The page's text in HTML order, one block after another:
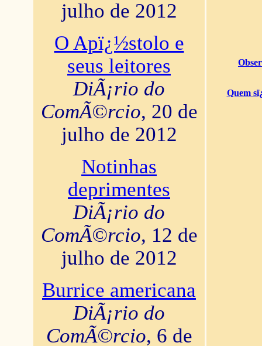
julho de 2012
O Apï¿½stolo e
seus leitores
DiÃ¡rio do
ComÃ©rcio, 20 de
julho de 2012
Notinhas
deprimentes
DiÃ¡rio do
ComÃ©rcio, 12 de
julho de 2012
Burrice americana
DiÃ¡rio do
ComÃ©rcio, 6 de
Quem